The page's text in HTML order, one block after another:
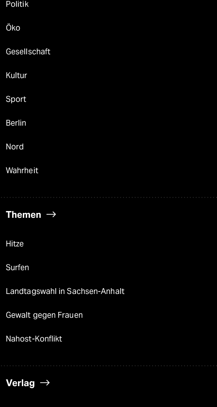
Politik
Öko
Gesellschaft
Kultur
Sport
Berlin
Nord
Wahrheit
Themen
Hitze
Surfen
Landtagswahl in Sachsen-Anhalt
Gewalt gegen Frauen
Nahost-Konflikt
Verlag